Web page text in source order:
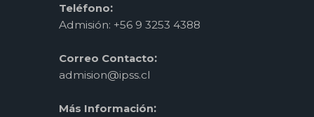
Teléfono:
Admisión: +56 9 3253 4388
Correo Contacto:
admision@ipss.cl
Más Información: